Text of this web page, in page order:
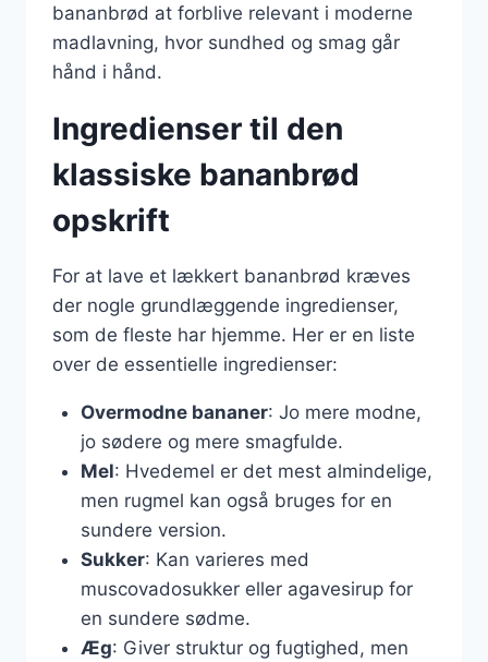
bananbrød at forblive relevant i moderne
madlavning, hvor sundhed og smag går
hånd i hånd.
Ingredienser til den
klassiske bananbrød
opskrift
For at lave et lækkert bananbrød kræves
der nogle grundlæggende ingredienser,
som de fleste har hjemme. Her er en liste
over de essentielle ingredienser:
Overmodne bananer: Jo mere modne,
jo sødere og mere smagfulde.
Mel: Hvedemel er det mest almindelige,
men rugmel kan også bruges for en
sundere version.
Sukker: Kan varieres med
muscovadosukker eller agavesirup for
en sundere sødme.
Æg: Giver struktur og fugtighed, men